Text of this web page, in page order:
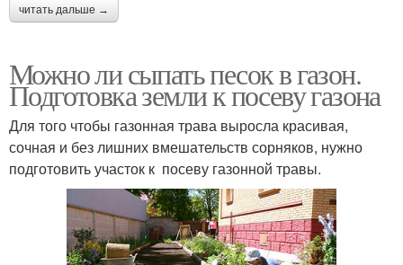
читать дальше →
Можно ли сыпать песок в газон.
Подготовка земли к посеву газона
Для того чтобы газонная трава выросла красивая,
сочная и без лишних вмешательств сорняков, нужно
подготовить участок к посеву газонной травы.